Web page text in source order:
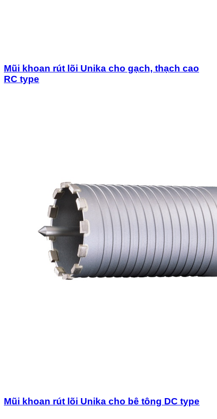
Mũi khoan rút lõi Unika cho gạch, thạch cao
RC type
Mũi khoan rút lõi Unika cho bê tông DC type